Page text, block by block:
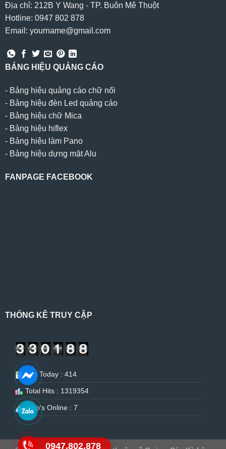
Địa chỉ: 212B Y Wang - TP. Buôn Mê Thuột
Hotline: 0947 802 878
Email: yourname@gmail.com
BẢNG HIỆU QUẢNG CÁO
- Bảng hiệu quảng cáo chữ nổi
- Bảng hiệu đèn Led quảng cáo
- Bảng hiệu chữ Mica
- Bảng hiệu hiflex
- Bảng hiệu làm Pano
- Bảng hiệu dựng mặt Alu
FANPAGE FACEBOOK
THỐNG KÊ TRUY CẬP
Hits Today : 414
Total Hits : 1319354
Who's Online : 7
0947.802.878